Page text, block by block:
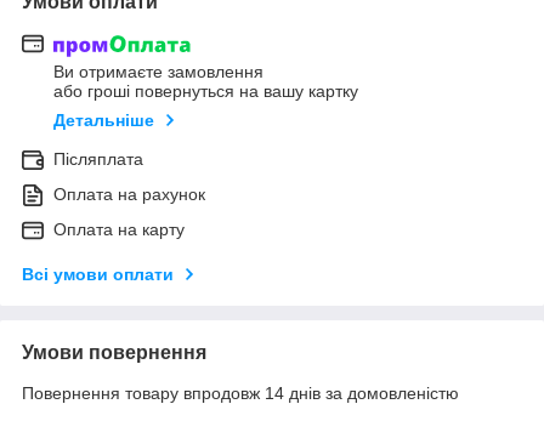
Ви отримаєте замовлення
або гроші повернуться на вашу картку
Детальніше
Післяплата
Оплата на рахунок
Оплата на карту
Всі умови оплати
Умови повернення
Повернення товару впродовж 14 днів за домовленістю